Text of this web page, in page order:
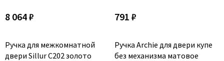
8 064 ₽
Ручка для межкомнатной
двери Sillur С202 золото
791 ₽
Ручка Archie для двери купе
без механизма матовое